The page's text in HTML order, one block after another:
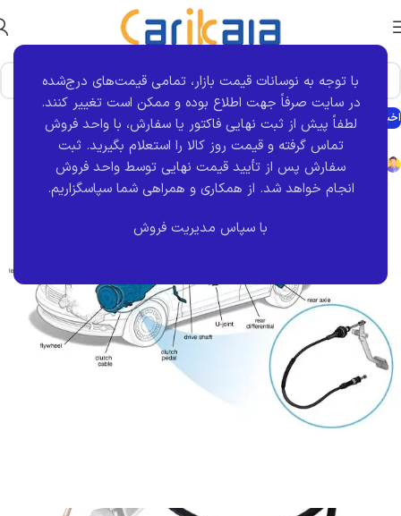
با توجه به نوسانات قیمت بازار، تمامی قیمت‌های درج‌شده
در سایت صرفاً جهت اطلاع بوده و ممکن است تغییر کنند.
لطفاً پیش از ثبت نهایی فاکتور یا سفارش، با واحد فروش
تماس گرفته و قیمت روز کالا را استعلام بگیرید. ثبت
سفارش پس از تأیید قیمت نهایی توسط واحد فروش
انجام خواهد شد. از همکاری و همراهی شما سپاسگزاریم.
با سپاس مدیریت فروش
اخبار
دلایل بریدن سیم کلاچ
مدیرکل سئودر یکشنبه 31 تیر 1403
بریدن سیم کلاچ می‌تواند یکی از مشکلات آزار دهنده برای هر راننده‌ای
کلاچ، که وظیفه انتقال نیرو از پدال کلاچ به مکانیزم کلاچ را دارد، ممکن
اصلی بریدن سیم کلاچ و راهکارهای پیشگیری از آن می‌پردازیم.